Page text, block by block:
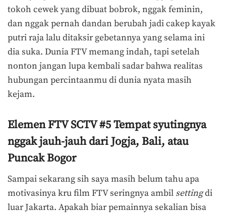
tokoh cewek yang dibuat bobrok, nggak feminin,
dan nggak pernah dandan berubah jadi cakep kayak
putri raja lalu ditaksir gebetannya yang selama ini
dia suka. Dunia FTV memang indah, tapi setelah
nonton jangan lupa kembali sadar bahwa realitas
hubungan percintaanmu di dunia nyata masih
kejam.
Elemen FTV SCTV #5 Tempat syutingnya
nggak jauh-jauh dari Jogja, Bali, atau
Puncak Bogor
Sampai sekarang sih saya masih belum tahu apa
motivasinya kru film FTV seringnya ambil settingdi
luar Jakarta. Apakah biar pemainnya sekalian bisa